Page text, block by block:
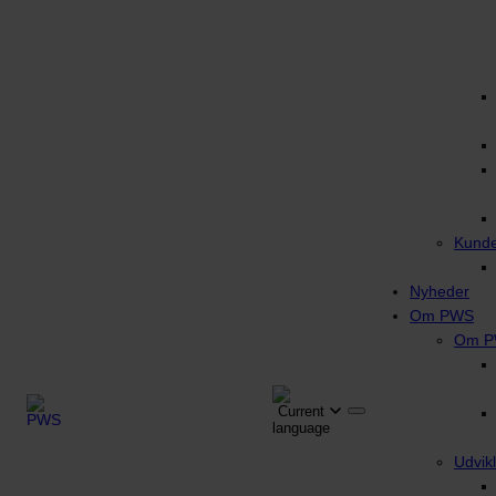
Nyheder
Om PWS
Om